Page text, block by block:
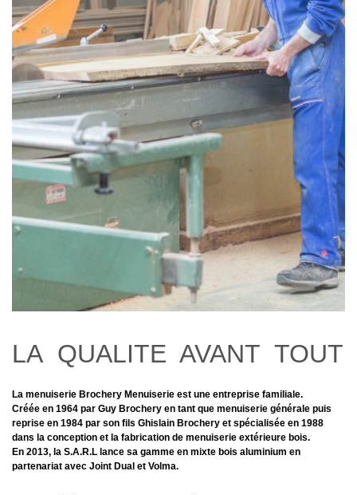
LA QUALITE AVANT TOUT
La menuiserie Brochery Menuiserie est une entreprise familiale.
Créée en 1964 par Guy Brochery en tant que menuiserie générale puis
reprise en 1984 par son fils Ghislain Brochery et spécialisée en 1988
dans la conception et la fabrication de menuiserie extérieure bois.
En 2013, la S.A.R.L lance sa gamme en mixte bois aluminium en
partenariat avec Joint Dual et Volma.